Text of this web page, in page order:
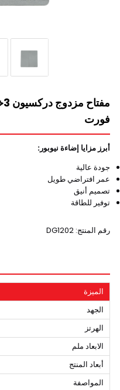
فورت
أبرز مزايا إضاءة نيوبور:
جودة عالية
عمر افتراضي طويل
تصميم أنيق
توفير للطاقة
رقم المنتج: DG1202
الميزة
الجهد
الهرتز
الابعاد ملم
أبعاد المنتج
المواصفة